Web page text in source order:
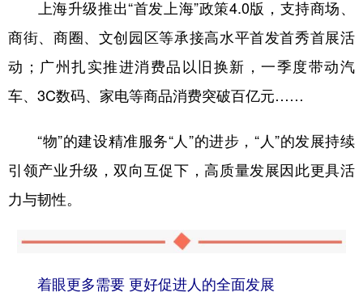
上海升级推出“首发上海”政策4.0版，支持商场、
商街、商圈、文创园区等承接高水平首发首秀首展活
动；广州扎实推进消费品以旧换新，一季度带动汽
车、3C数码、家电等商品消费突破百亿元……
“物”的建设精准服务“人”的进步，“人”的发展持续
引领产业升级，双向互促下，高质量发展因此更具活
力与韧性。
着眼更多需要 更好促进人的全面发展